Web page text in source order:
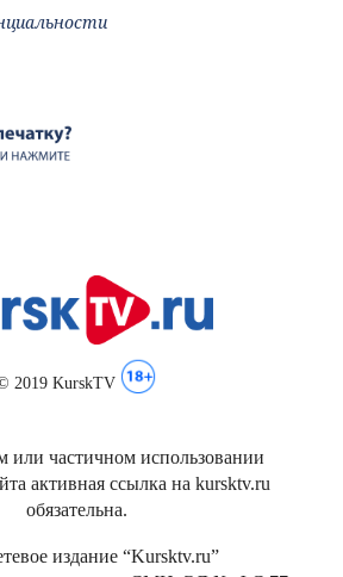
2019 KurskTV
частичном использовании
активная ссылка на kursktv.ru
обязательна.
издание “Kursktv.ru”